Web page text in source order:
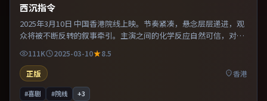
西沉指令
2025年3月10日 中国香港院线上映。节奏紧凑，悬念层层递进，观
众将被不断反转的叙事牵引。主演之间的化学反应自然可信，对手
戏张力贯穿全片。推荐给偏爱群像戏与命运母题的影迷。
111K 2025-03-10
8.5
正版
香港
#喜剧 #院线 +3